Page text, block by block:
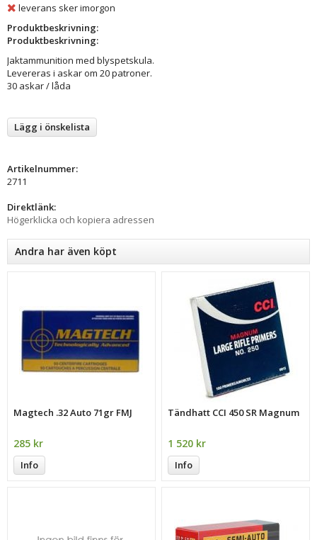
leverans sker imorgon
Produktbeskrivning:
Produktbeskrivning:
Jaktammunition med blyspetskula.
Levereras i askar om 20 patroner.
30 askar / låda
Lägg i önskelista
Artikelnummer:
2711
Direktlänk:
Högerklicka och kopiera adressen
Andra har även köpt
Magtech .32 Auto 71gr FMJ
285 kr
Info
Tändhatt CCI 450 SR Magnum
1 520 kr
Info